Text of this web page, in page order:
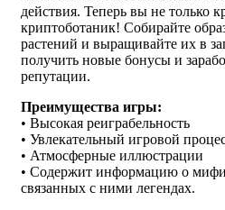
действия. Теперь вы не только
криптоботаник! Собирайте
растений и выращивайте их в
получить новые бонусы и
репутации.
Преимущества игры:
• Высокая реиграбельность
• Увлекательный игровой
• Атмосферные иллюстрации
• Содержит информацию о
связанных с ними легендах.